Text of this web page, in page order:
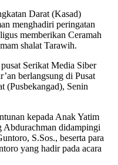
Darat (Kasad)
menghadiri peringatan
memberikan Ceramah
shalat Tarawih.
Serikat Media Siber
berlangsung di Pusat
(Pusbekangad), Senin
kepada Anak Yatim
Abdurachman didampingi
S.Sos., beserta para
yang hadir pada acara